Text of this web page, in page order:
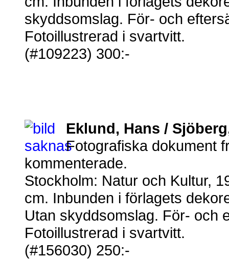
skyddsomslag. För- och
Fotoillustrerad i svartvitt.
(#109223) 300:-
Eklund, Hans /
Fotografiska dokument
kommenterade.
Stockholm: Natur och Kultur,
cm. Inbunden i förlagets
Utan skyddsomslag. För- och
Fotoillustrerad i svartvitt.
(#156030) 250:-